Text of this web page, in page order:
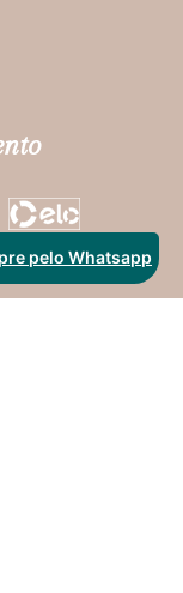
pelo Whatsapp